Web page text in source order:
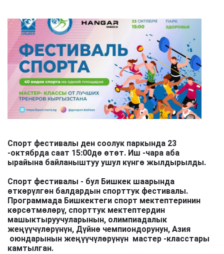
Спорт фестивалы ден соолук паркында 23
-октябрда саат 15:00дө өтөт. Иш -чара аба
ырайына байланыштуу ушул күнгө жылдырылды.
Спорт фестивалы - бул Бишкек шаарында
өткөрүлгөн балдардын спорттук фестивалы.
Программада Бишкектеги спорт мектептеринин
көрсөтмөлөрү, спорттук мектептердин
машыктыруучуларынын, олимпиадалык
жеңүүчүлөрүнүн, Дүйнө чемпиондорунун, Азия
оюндарынын жеңүүчүлөрүнүн мастер -класстары
камтылган.